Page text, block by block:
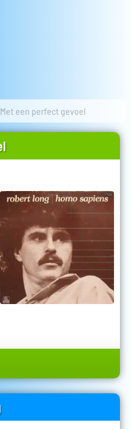
Met een perfect gevoel